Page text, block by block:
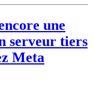
une
serveur tiers
Meta